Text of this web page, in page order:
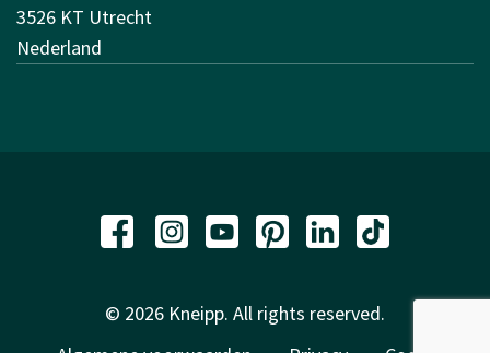
3526 KT Utrecht
Nederland
© 2026 Kneipp. All rights reserved.